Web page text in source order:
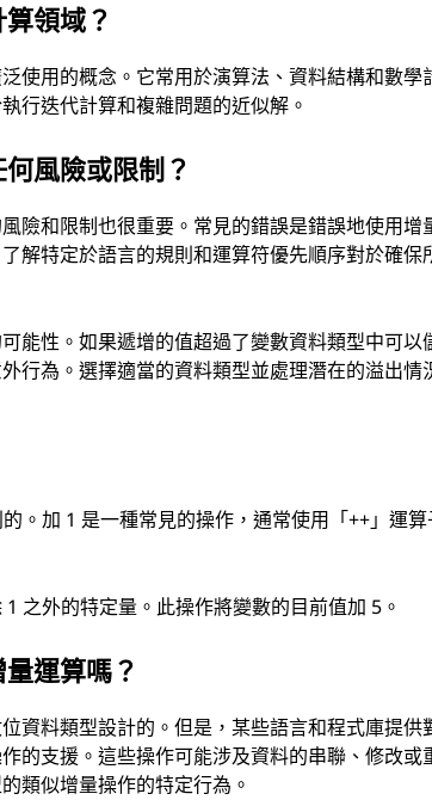
領域？
使用的概念。它常用於演算法、資料結構和數學
行迭代計算和複雜問題的近似解。
風險或限制？
險和限制也很重要。常見的錯誤是錯誤地使用增
解特定於語言的規則和運算符優先順序對於確保
能性。如果遞增的值超過了變數資料類型中可以
行為。選擇適當的資料類型並處理潛在的溢出情
。加 1 是一種常見的操作，通常使用「++」運
之外的特定量。此操作將變數的目前值加 5。
運算嗎？
資料類型設計的。但是，某些語言和程式庫提供
的支援。這些操作可能涉及資料的串聯、修改或
類似增量操作的特定行為。